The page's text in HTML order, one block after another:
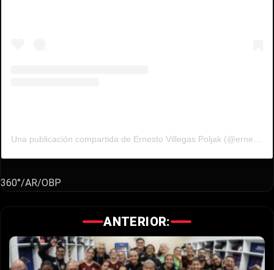
Una publicación compartida de Ernesto Villegas Poljak (@ernestovillegaspoljak)
360°/AR/OBP
ANTERIOR: